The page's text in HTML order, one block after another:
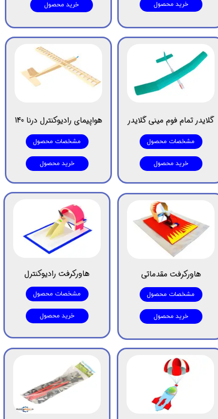
خرید محصول خرید محصول
مشخصات محصول
هواپیمای رادیوکنترل درنا 140
خرید محصول
مشخصات محصول
گلایدر تمام فوم مینی گلایدر
خرید محصول
مشخصات محصول
هاورکرفت رادیوکنترل
خرید محصول
مشخصات محصول
هاورکرفت مقدماتی
خرید محصول